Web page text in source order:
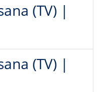
(TV) |
(TV) |